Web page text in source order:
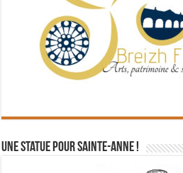
Une statue pour Sainte-Anne !